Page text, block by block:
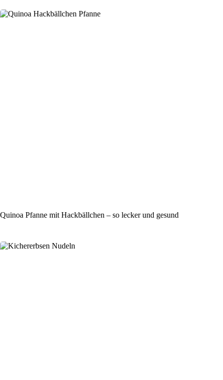
Quinoa Pfanne mit Hackbällchen – so lecker und gesund